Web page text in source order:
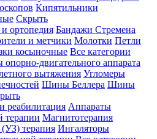
Кипятильники
Скрыть
ортопедия Бандажи Стремена
и метчики Молотки Петли
косыночные Все категории
двигательного аппарата
вытяжения Угломеры
Шины Беллера Шины
реабилитация Аппараты
терапии Магнитотерапия
(УЗ) терапия Ингаляторы